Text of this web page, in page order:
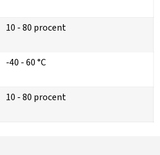
10 - 80 procent
-40 - 60 °C
10 - 80 procent